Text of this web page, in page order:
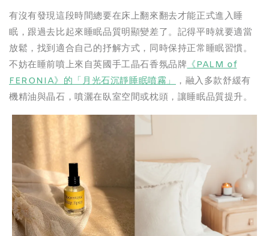
有沒有發現這段時間總要在床上翻來翻去才能正式進入睡
眠，跟過去比起來睡眠品質明顯變差了。記得平時就要適當
放鬆，找到適合自己的抒解方式，同時保持正常睡眠習慣。
不妨在睡前噴上來自英國手工晶石香氛品牌 《PALM of
FERONIA》的「月光石沉靜睡眠噴霧」
，融入多款舒緩有
機精油與晶石，噴灑在臥室空間或枕頭，讓睡眠品質提升。